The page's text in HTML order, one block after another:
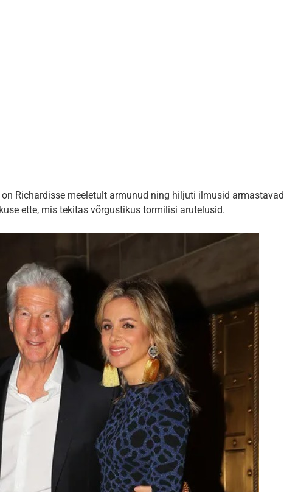
Richardisse meeletult armunud ning hiljuti ilmusid armastavad
ette, mis tekitas võrgustikus tormilisi arutelusid.